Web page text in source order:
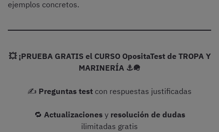
ejemplos concretos.
💥 ¡PRUEBA GRATIS el CURSO OpositaTest de TROPA Y
MARINERÍA ⚓🪖
✍️ Preguntas test con respuestas justificadas
🔁 Actualizaciones y resolución de dudas
ilimitadas gratis